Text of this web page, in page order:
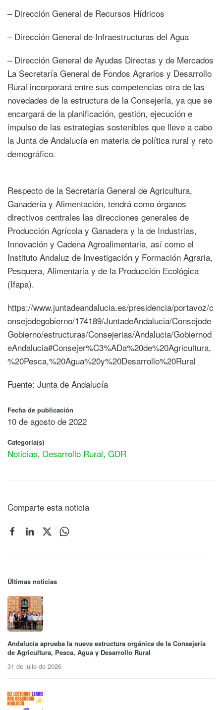
– Dirección General de Recursos Hídricos
– Dirección General de Infraestructuras del Agua
– Dirección General de Ayudas Directas y de Mercados
La Secretaría General de Fondos Agrarios y Desarrollo
Rural incorporará entre sus competencias otra de las
novedades de la estructura de la Consejería, ya que se
encargará de la planificación, gestión, ejecución e
impulso de las estrategias sostenibles que lleve a cabo
la Junta de Andalucía en materia de política rural y reto
demográfico.
Respecto de la Secretaría General de Agricultura,
Ganadería y Alimentación, tendrá como órganos
directivos centrales las direcciones generales de
Producción Agrícola y Ganadera y la de Industrias,
Innovación y Cadena Agroalimentaria, así como el
Instituto Andaluz de Investigación y Formación Agraria,
Pesquera, Alimentaria y de la Producción Ecológica
(Ifapa).
https://www.juntadeandalucia.es/presidencia/portavoz/c
onsejodegobierno/174189/JuntadeAndalucia/Consejode
Gobierno/estructuras/Consejerias/Andalucia/Gobiernod
eAndalucia#Consejer%C3%ADa%20de%20Agricultura,
%20Pesca,%20Agua%20y%20Desarrollo%20Rural
Fuente: Junta de Andalucía
Fecha de publicación
10 de agosto de 2022
Categoría(s)
Noticias, Desarrollo Rural, GDR
Comparte esta noticia
Últimas noticias
Andalucía aprueba la nueva estructura orgánica de la Consejería
de Agricultura, Pesca, Agua y Desarrollo Rural
31 de julio de 2026